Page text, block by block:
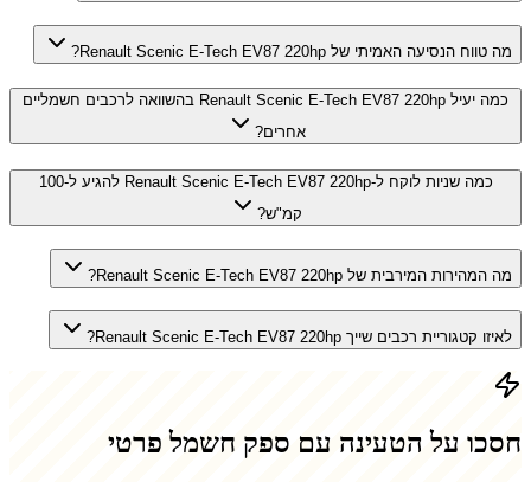
מה טווח הנסיעה האמיתי של Renault Scenic E-Tech EV87 220hp?
כמה יעיל Renault Scenic E-Tech EV87 220hp בהשוואה לרכבים חשמליים
אחרים?
כמה שניות לוקח ל-Renault Scenic E-Tech EV87 220hp להגיע ל-100
קמ"ש?
מה המהירות המירבית של Renault Scenic E-Tech EV87 220hp?
לאיזו קטגוריית רכבים שייך Renault Scenic E-Tech EV87 220hp?
חסכו על הטעינה עם ספק חשמל פרטי